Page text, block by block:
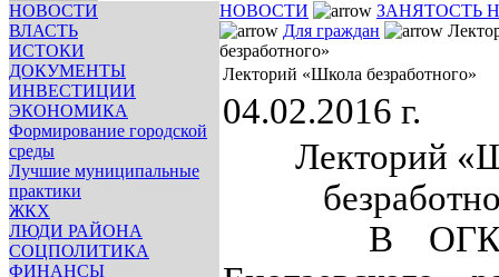
НОВОСТИ
ВЛАСТЬ
ИСТОКИ
ДОКУМЕНТЫ
ИНВЕСТИЦИИ
ЭКОНОМИКА
Формирование городской
среды
Лучшие муниципальные
практики
ЖКХ
ЛЮДИ РАЙОНА
СОЦПОЛИТИКА
ФИНАНСЫ
НОВОСТИ
ЗАНЯТОСТЬ
Для граждан
безработного»
Лекторий «Школа безработного»
04.02.2016 г.
Лекторий
В ОГКУ